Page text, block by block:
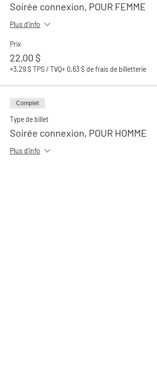
Soirée connexion, POUR FEMME
Plus d'info
Prix
22,00 $
+3,29 $ TPS / TVQ+ 0,63 $ de frais de billetterie
Complet
Type de billet
Soirée connexion, POUR HOMME
Plus d'info